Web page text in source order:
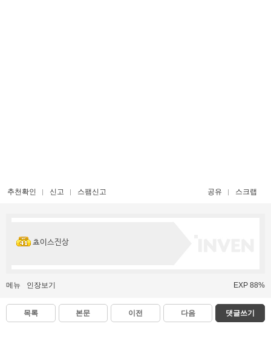
추천확인 신고 스팸신고 공유 스크랩
쵸이스진상
메뉴 인장보기 EXP 88%
목록 본문 이전 다음 댓글쓰기